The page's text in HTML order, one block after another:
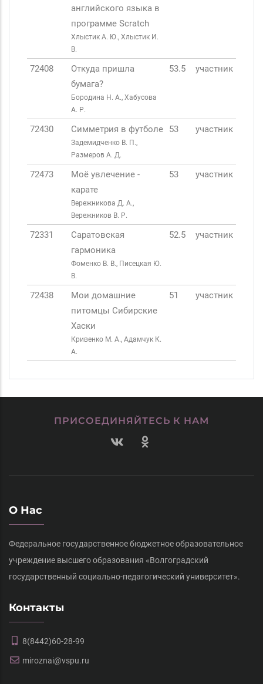
английского языка в
программе Scratch
Хлыстик А. Ю., Хлыстик И.
В.
72408
Откуда пришла
бумага?
Бородина Н. А., Хабусова
А. Р.
53.5 участник
72430 Симметрия в футболе
Задемидченко В. П.,
Размеров А. Д.
53 участник
72473
Моё увлечение -
карате
Вережникова Д. А.,
Вережников В. Р.
53 участник
72331
Саратовская
гармоника
Фоменко В. В., Писецкая Ю.
В.
52.5 участник
72438
Мои домашние
питомцы Сибирские
Хаски
Кривенко М. А., Адамчук К.
А.
51 участник
ПРИСОЕДИНЯЙТЕСЬ К НАМ
О Нас
Федеральное государственное бюджетное образовательное
учреждение высшего образования «Волгоградский
государственный социально-педагогический университет».
Контакты
8(8442)60-28-99
miroznai@vspu.ru